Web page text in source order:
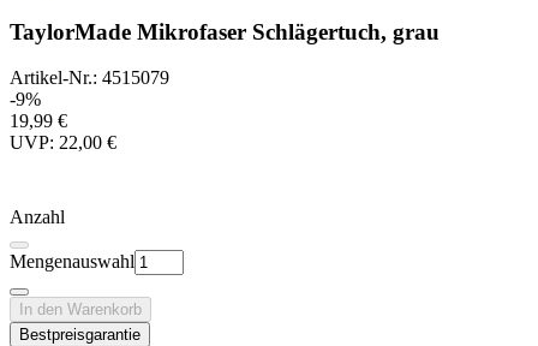
TaylorMade Mikrofaser Schlägertuch, grau
Artikel-Nr.: 4515079
-9%
19,99 €
UVP: 22,00 €
Anzahl
Mengenauswahl
In den Warenkorb
Bestpreisgarantie